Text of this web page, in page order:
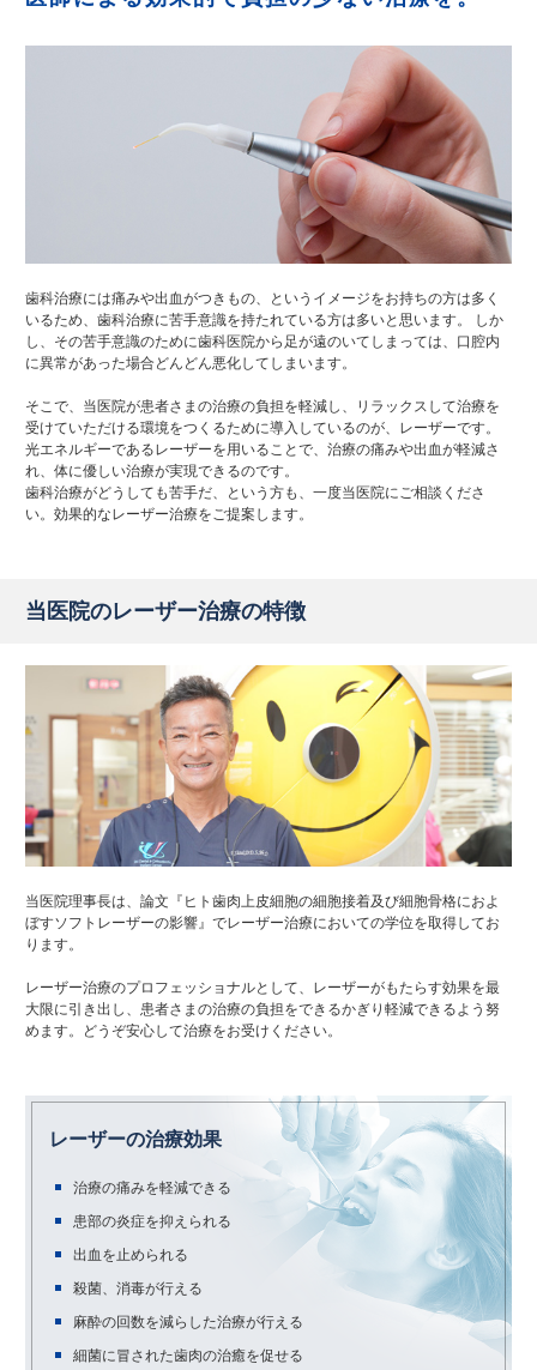
歯科治療には痛みや出血がつきもの、というイメージをお持ちの方は多く
いるため、歯科治療に苦手意識を持たれている方は多いと思います。 しか
し、その苦手意識のために歯科医院から足が遠のいてしまっては、口腔内
に異常があった場合どんどん悪化してしまいます。
そこで、当医院が患者さまの治療の負担を軽減し、リラックスして治療を
受けていただける環境をつくるために導入しているのが、レーザーです。
光エネルギーであるレーザーを用いることで、治療の痛みや出血が軽減さ
れ、体に優しい治療が実現できるのです。
歯科治療がどうしても苦手だ、という方も、一度当医院にご相談くださ
い。効果的なレーザー治療をご提案します。
当医院のレーザー治療の特徴
当医院理事長は、論文『ヒト歯肉上皮細胞の細胞接着及び細胞骨格におよ
ぼすソフトレーザーの影響』でレーザー治療においての学位を取得してお
ります。
レーザー治療のプロフェッショナルとして、レーザーがもたらす効果を最
大限に引き出し、患者さまの治療の負担をできるかぎり軽減できるよう努
めます。どうぞ安心して治療をお受けください。
レーザーの治療効果
治療の痛みを軽減できる
患部の炎症を抑えられる
出血を止められる
殺菌、消毒が行える
麻酔の回数を減らした治療が行える
細菌に冒された歯肉の治癒を促せる